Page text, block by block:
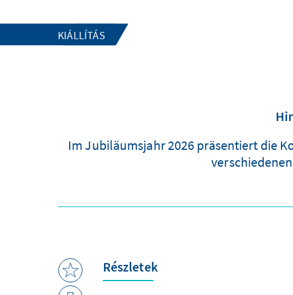
KIÁLLÍTÁS
Im Jubiläumsjahr 2026 präsentiert die
Részletek